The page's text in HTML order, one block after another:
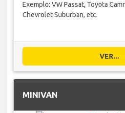
Exemplo: VW Passat, Toyota
Chevrolet Suburban, etc.
VER...
MINIVAN